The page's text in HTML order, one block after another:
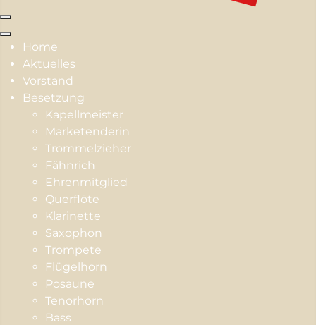
Home
Aktuelles
Vorstand
Besetzung
Kapellmeister
Marketenderin
Trommelzieher
Fähnrich
Ehrenmitglied
Querflöte
Klarinette
Saxophon
Trompete
Flügelhorn
Posaune
Tenorhorn
Bass